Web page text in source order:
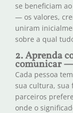
se beneficiam
— os valores,
uniram
sobre a qual
2. Aprenda
comunicar —
Cada pessoa
sua cultura, sua
parceiros
onde o